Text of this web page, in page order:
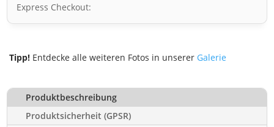
Express Checkout:
Tipp! Entdecke alle weiteren Fotos in unserer Galerie
Produktbeschreibung
Produktsicherheit (GPSR)